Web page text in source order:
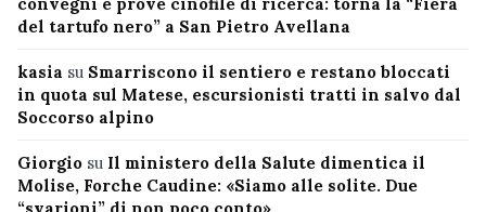
del tartufo nero” a San Pietro Avellana
kasia su Smarriscono il sentiero e restano bloccati
in quota sul Matese, escursionisti tratti in salvo dal
Soccorso alpino
Giorgio su Il ministero della Salute dimentica il
Molise, Forche Caudine: «Siamo alle solite. Due